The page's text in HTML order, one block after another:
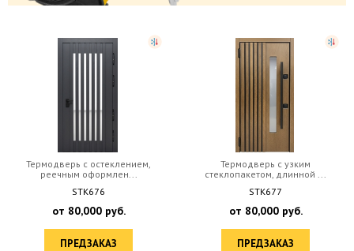
Термодверь с остеклением,
реечным оформлен...
STK676
от 80,000руб.
ПРЕДЗАКАЗ
Термодверь с узким
стеклопакетом, длинной ...
STK677
от 80,000руб.
ПРЕДЗАКАЗ